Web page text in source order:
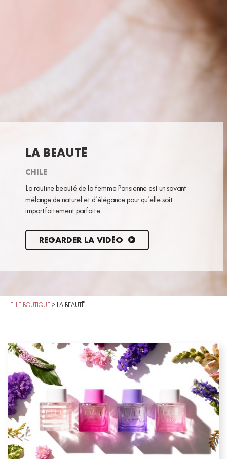
LA BEAUTÉ
CHILE
La routine beauté de la femme Parisienne est un savant
mélange de naturel et d’élégance pour qu’elle soit
impartfaitement parfaite.
REGARDER LA VIDÉO
ELLE BOUTIQUE > LA BEAUTÉ